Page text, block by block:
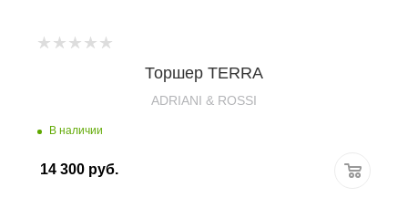
Торшер TERRA
ADRIANI & ROSSI
В наличии
14 300 руб.